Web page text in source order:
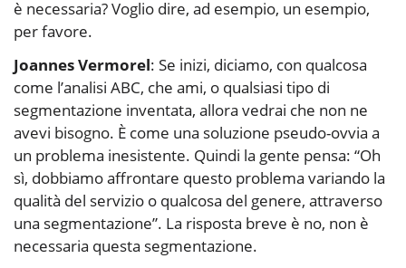
è necessaria? Voglio dire, ad esempio, un esempio,
per favore.
Joannes Vermorel: Se inizi, diciamo, con qualcosa
come l’analisi ABC, che ami, o qualsiasi tipo di
segmentazione inventata, allora vedrai che non ne
avevi bisogno. È come una soluzione pseudo-ovvia a
un problema inesistente. Quindi la gente pensa: “Oh
sì, dobbiamo affrontare questo problema variando la
qualità del servizio o qualcosa del genere, attraverso
una segmentazione”. La risposta breve è no, non è
necessaria questa segmentazione.